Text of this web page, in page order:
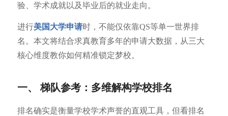
验、学术成就以及毕业后的就业走向。
进行美国大学申请时，不能仅依靠QS等单一世界排
名。本文将结合求真教育多年的申请大数据，从三大
核心维度教你如何精准锁定梦校。
一、 梯队参考：多维解构学校排名
排名确实是衡量学校学术声誉的直观工具，但看排名